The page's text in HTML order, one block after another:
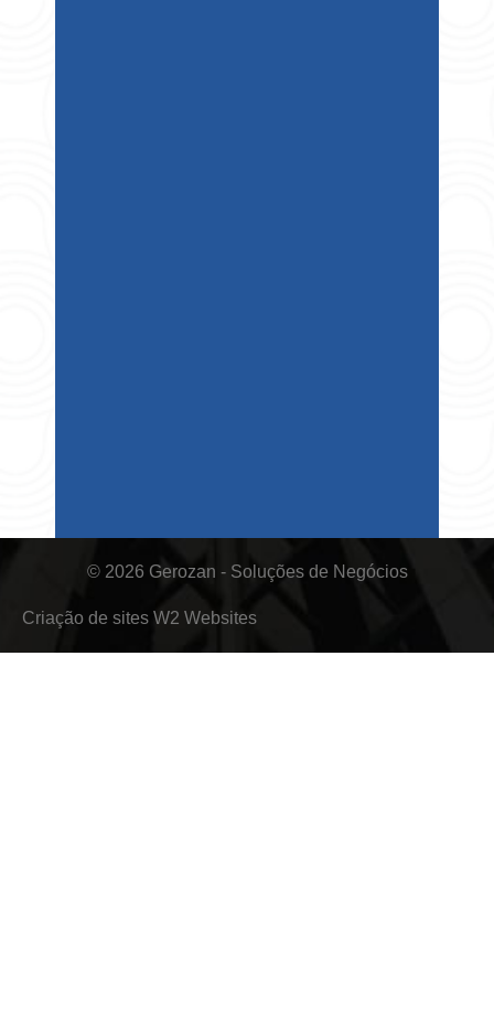
© 2026 Gerozan - Soluções de Negócios
Criação de sites W2 Websites